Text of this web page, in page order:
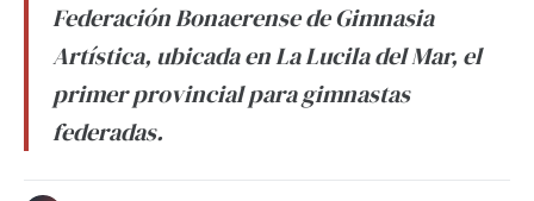
Federación Bonaerense de Gimnasia
Artística, ubicada en La Lucila del Mar, el
primer provincial para gimnastas
federadas.